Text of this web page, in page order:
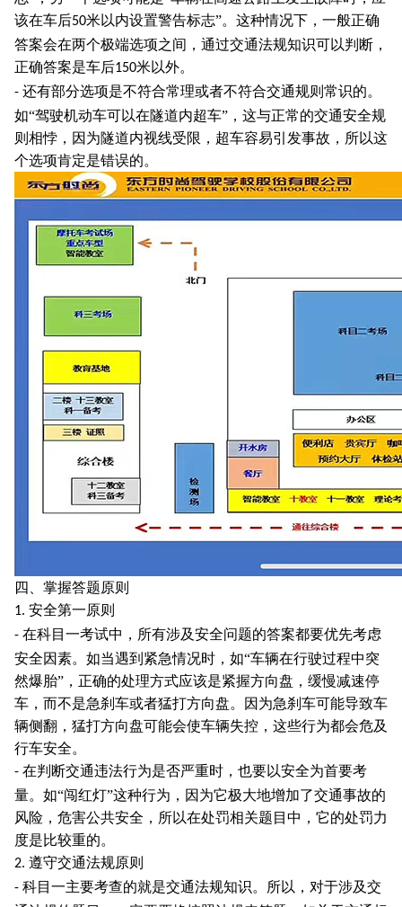
该在车后50米以内设置警告标志”。这种情况下，一般正确
答案会在两个极端选项之间，通过交通法规知识可以判断，
正确答案是车后150米以外。
- 还有部分选项是不符合常理或者不符合交通规则常识的。
如“驾驶机动车可以在隧道内超车”，这与正常的交通安全规
则相悖，因为隧道内视线受限，超车容易引发事故，所以这
个选项肯定是错误的。
四、掌握答题原则
1. 安全第一原则
- 在科目一考试中，所有涉及安全问题的答案都要优先考虑
安全因素。如当遇到紧急情况时，如“车辆在行驶过程中突
然爆胎”，正确的处理方式应该是紧握方向盘，缓慢减速停
车，而不是急刹车或者猛打方向盘。因为急刹车可能导致车
辆侧翻，猛打方向盘可能会使车辆失控，这些行为都会危及
行车安全。
- 在判断交通违法行为是否严重时，也要以安全为首要考
量。如“闯红灯”这种行为，因为它极大地增加了交通事故的
风险，危害公共安全，所以在处罚相关题目中，它的处罚力
度是比较重的。
2. 遵守交通法规原则
- 科目一主要考查的就是交通法规知识。所以，对于涉及交